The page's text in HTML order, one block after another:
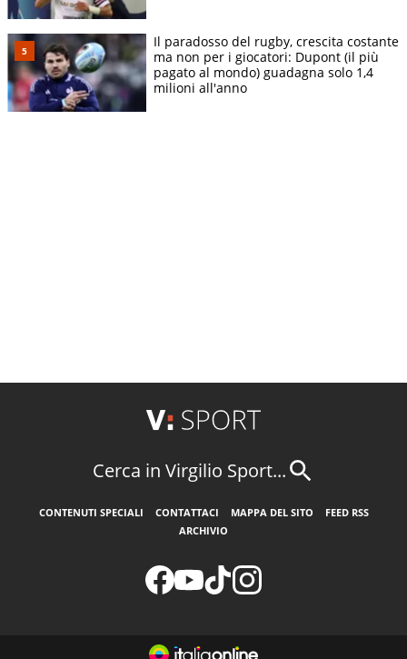
Il paradosso del rugby, crescita costante
ma non per i giocatori: Dupont (il più
pagato al mondo) guadagna solo 1,4
milioni all'anno
Cerca in Virgilio Sport...
CONTENUTI SPECIALI CONTATTACI MAPPA DEL SITO
FEED RSS
ARCHIVIO